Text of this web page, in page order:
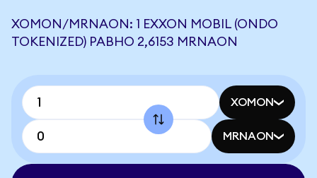
XOMON/MRNAON: 1 EXXON MOBIL (ONDO
TOKENIZED) РАВНО 2,6153 MRNAON
XOMON
MRNAON